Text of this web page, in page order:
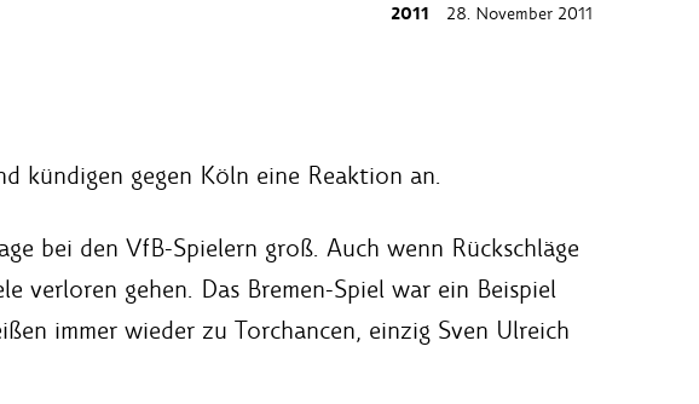
2011 28. November 2011
kündigen gegen Köln eine Reaktion an.
bei den VfB-Spielern groß. Auch wenn Rückschläge
verloren gehen. Das Bremen-Spiel war ein Beispiel
immer wieder zu Torchancen, einzig Sven Ulreich